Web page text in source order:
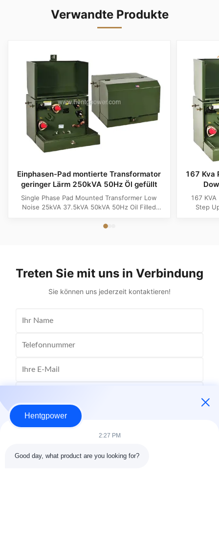
Verwandte Produkte
Einphasen-Pad montierte Transformator
geringer Lärm 250kVA 50Hz Öl gefüllt
Single Phase Pad Mounted Transformer Low
Noise 25kVA 37.5kVA 50kVA 50Hz Oil Filled
distribution transformer, power transformer, Oil-
167 Kva
167
Step
Treten Sie mit uns in Verbindung
Sie können uns jederzeit kontaktieren!
Hentgpower
2:27 PM
Good day, what product are you looking for?